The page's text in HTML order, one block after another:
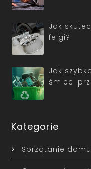
Jak
felgi?
Jak
śmieci
Kategorie
Sprzątanie domu